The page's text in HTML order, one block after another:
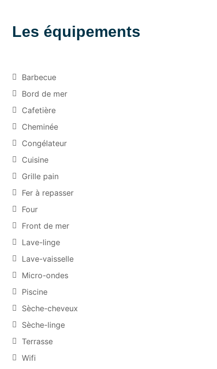
Les équipements
Barbecue
Bord de mer
Cafetière
Cheminée
Congélateur
Cuisine
Grille pain
Fer à repasser
Four
Front de mer
Lave-linge
Lave-vaisselle
Micro-ondes
Piscine
Sèche-cheveux
Sèche-linge
Terrasse
Wifi